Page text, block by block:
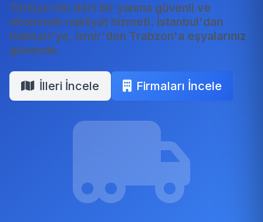
Türkiye'nin dört bir yanına güvenli ve
ekonomik nakliyat hizmeti. İstanbul'dan
Hakkari'ye, İzmir'den Trabzon'a eşyalarınız
güvende.
İlleri İncele Firmaları İncele